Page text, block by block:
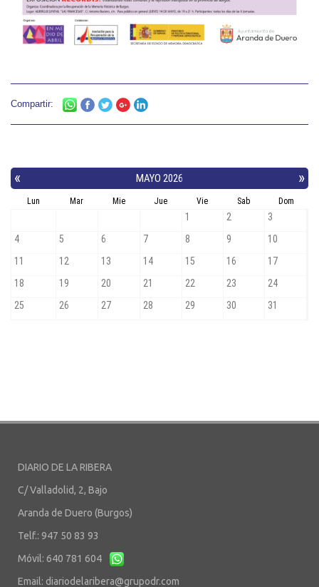
Compartir:
DIARIO DE LA RIBERA
C/ Valladolid, 2, Bajo
Aranda de Duero (Burgos)
Telf.: 947 50 83 93
Móvil: 640 781 604
Email: diariodelaribera@grupodr.com